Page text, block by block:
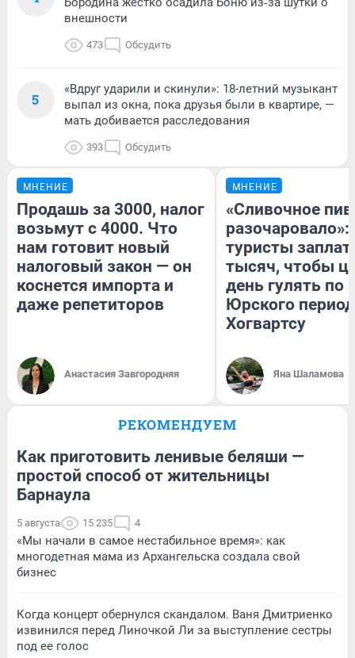
внешности
473 Обсудить
5
«Вдруг ударили и скинули»: 18-летний музыкант
выпал из окна, пока друзья были в квартире, —
мать добивается расследования
393 Обсудить
МНЕНИЕ
Продашь за 3000, налог
возьмут с 4000. Что
нам готовит новый
налоговый закон — он
коснется импорта и
даже репетиторов
Анастасия Завгородняя
МНЕНИЕ
«Сливочное
разочаровало»:
туристы
тысяч, чтобы
день гулять по
Юрского
Хогвартсу
Яна Шаламова
РЕКОМЕНДУЕМ
Как приготовить ленивые беляши —
простой способ от жительницы
Барнаула
5 августа 15 235 4
«Мы начали в самое нестабильное время»: как
многодетная мама из Архангельска создала свой
бизнес
Когда концерт обернулся скандалом. Ваня Дмитриенко
извинился перед Линочкой Ли за выступление сестры
под ее голос